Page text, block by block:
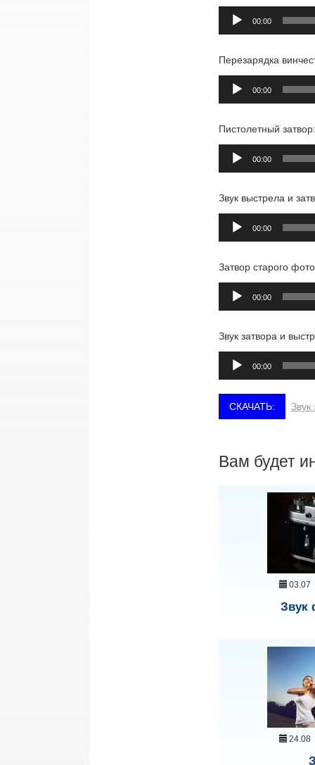
Аудиоплеер
00:00
Перезарядка
Аудиоплеер
00:00
Пистолетный затвор:
Аудиоплеер
00:00
Звук выстрела и
Аудиоплеер
00:00
Затвор старого
Аудиоплеер
00:00
Звук затвора и
Аудиоплеер
00:00
Звук
Вам будет
03.07
Звук
24.08